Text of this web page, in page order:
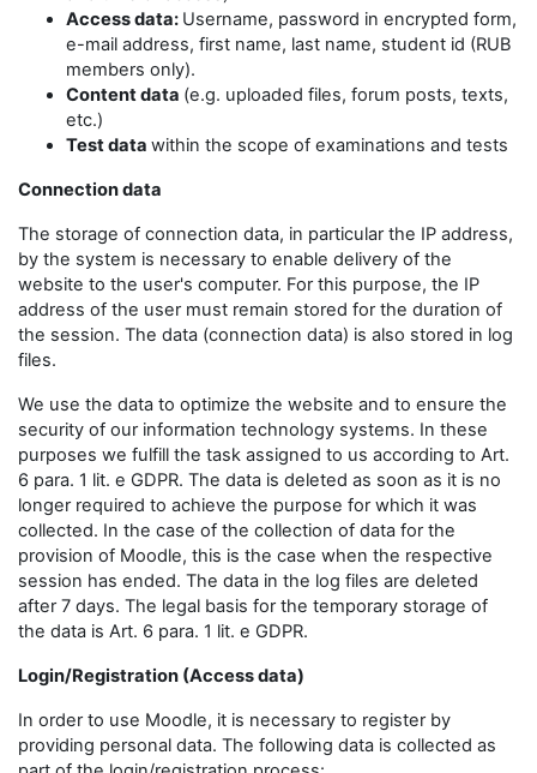
Access data: Username, password in encrypted form,
e-mail address, first name, last name, student id (RUB
members only).
Content data (e.g. uploaded files, forum posts, texts,
etc.)
Test data within the scope of examinations and tests
Connection data
The storage of connection data, in particular the IP address,
by the system is necessary to enable delivery of the
website to the user's computer. For this purpose, the IP
address of the user must remain stored for the duration of
the session. The data (connection data) is also stored in log
files.
We use the data to optimize the website and to ensure the
security of our information technology systems. In these
purposes we fulfill the task assigned to us according to Art.
6 para. 1 lit. e GDPR. The data is deleted as soon as it is no
longer required to achieve the purpose for which it was
collected. In the case of the collection of data for the
provision of Moodle, this is the case when the respective
session has ended. The data in the log files are deleted
after 7 days. The legal basis for the temporary storage of
the data is Art. 6 para. 1 lit. e GDPR.
Login/Registration (Access data)
In order to use Moodle, it is necessary to register by
providing personal data. The following data is collected as